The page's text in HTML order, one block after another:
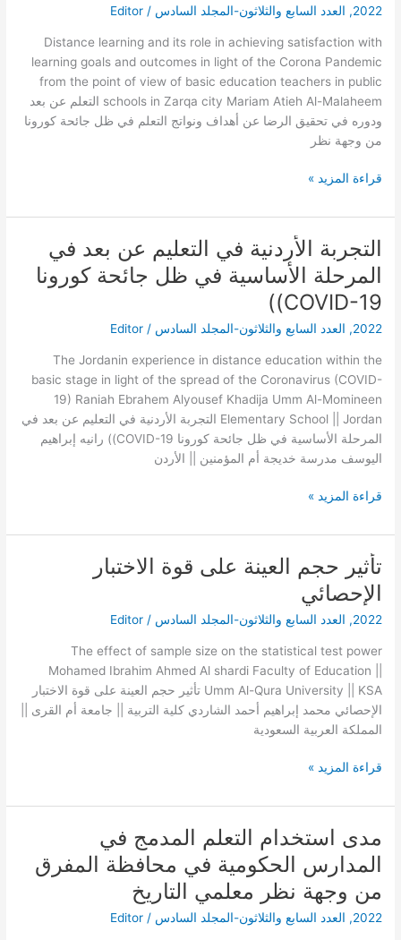
2022
, العدد السابع والثلاثون-المجلد السادس /
Editor
Distance learning and its role in achieving satisfaction with
learning goals and outcomes in light of the Corona Pandemic
from the point of view of basic education teachers in public
schools in Zarqa city Mariam Atieh Al-Malaheem التعلم عن بعد
ودوره في تحقيق الرضا عن أهداف ونواتج التعلم في ظل جائحة كورونا
من وجهة نظر
عن
ونواتج
التعلم
في
ظل
جائحة
كورونا
وجهة
التعليم
الأساسي
بالمدارس
الحكومية
بمدينة
قراءة المزيد »
التجربة الأردنية في التعليم عن بعد في
المرحلة الأساسية في ظل جائحة كورونا
COVID-19))
2022
, العدد السابع والثلاثون-المجلد السادس /
Editor
The Jordanin experience in distance education within the
basic stage in light of the spread of the Coronavirus (COVID-
19) Raniah Ebrahem Alyousef Khadija Umm Al-Momineen
Elementary School || Jordan التجربة الأردنية في التعليم عن بعد في
المرحلة الأساسية في ظل جائحة كورونا COVID-19)) رانيه إبراهيم
اليوسف مدرسة خديجة أم المؤمنين || الأردن
التجربة
الأردنية
في
التعليم
عن
في
المرحلة
الأساسية
في
ظل
جائحة
COVID-
قراءة المزيد »
تأثير حجم العينة على قوة الاختبار
الإحصائي
2022
, العدد السابع والثلاثون-المجلد السادس /
Editor
The effect of sample size on the statistical test power
Mohamed Ibrahim Ahmed Al shardi Faculty of Education ||
Umm Al-Qura University || KSA تأثير حجم العينة على قوة الاختبار
الإحصائي محمد إبراهيم أحمد الشاردي كلية التربية || جامعة أم القرى ||
المملكة العربية السعودية
تأثير
حجم
العينة
على
الاختبار
الإحصائي
قراءة المزيد »
مدى استخدام التعلم المدمج في
المدارس الحكومية في محافظة المفرق
من وجهة نظر معلمي التاريخ
2022
, العدد السابع والثلاثون-المجلد السادس /
Editor
مدى
استخدام
التعلم
المدمج
في